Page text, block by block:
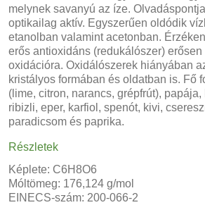
melynek savanyú az íze.
optikailag aktív. Egyszerűen oldódik
etanolban valamint acetonban.
erős antioxidáns (redukálószer) erősen
oxidációra. Oxidálószerek hiányában
kristályos formában és oldatban is. Fő
(lime, citron, narancs, grépfrút),
ribizli, eper, karfiol, spenót, kivi,
paradicsom és paprika.
Részletek
Képlete: C6H8O6
Móltömeg: 176,124 g/mol
EINECS-szám: 200-066-2